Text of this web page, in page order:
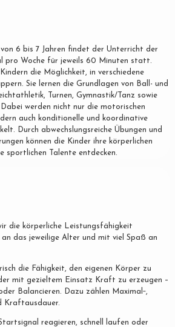
6 bis 7 Jahren findet der Unterricht der
pro Woche für jeweils 60 Minuten statt.
die Möglichkeit, in verschiedene
Sie lernen die Grundlagen von Ball- und
Turnen, Gymnastik/Tanz sowie
werden nicht nur die motorischen
auch konditionelle und koordinative
Durch abwechslungsreiche Übungen und
können die Kinder ihre körperlichen
sportlichen Talente entdecken.
die körperliche Leistungsfähigkeit
das jeweilige Alter und mit viel Spaß an
die Fähigkeit, den eigenen Körper zu
mit gezieltem Einsatz Kraft zu erzeugen –
Balancieren. Dazu zählen Maximal‐,
Kraftausdauer.
reagieren, schnell laufen oder